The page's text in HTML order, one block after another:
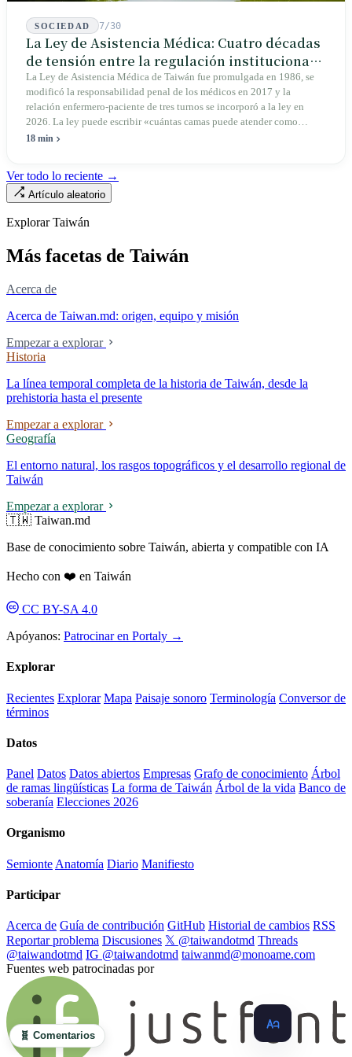
huellas dejadas por antiguos glaciares.
SOCIEDAD 7/30
La Ley de Asistencia Médica: Cuatro décadas
de tensión entre la regulación institucional y
el mercado
La Ley de Asistencia Médica de Taiwán fue promulgada en 1986, se
modificó la responsabilidad penal de los médicos en 2017 y la
relación enfermero-paciente de tres turnos se incorporó a la ley en
2026. La ley puede escribir «cuántas camas puede atender como
máximo una enfermera», pero no puede escribir «si existe esa
Ley de Médicos, es la ley raíz sobre cómo existe la institución del
«hospital» en Taiwán, y la tensión sin resolver durante cuarenta años
mercado.
18 min
Ver todo lo reciente →
Artículo aleatorio
Explorar Taiwán
Más facetas de Taiwán
Acerca de
Acerca de Taiwan.md: origen, equipo y misión
Empezar a explorar
Historia
La línea temporal completa de la historia de Taiwán, desde la
prehistoria hasta el presente
Empezar a explorar
Geografía
El entorno natural, los rasgos topográficos y el desarrollo regional de
Taiwán
Empezar a explorar
🇹🇼 Taiwan.md
Base de conocimiento sobre Taiwán, abierta y compatible con IA
Hecho con ❤️ en Taiwán
CC BY-SA 4.0
Apóyanos: Patrocinar en Portaly →
Explorar
Recientes Explorar Mapa Paisaje sonoro Terminología Conversor de
términos
Datos
Panel Datos Datos abiertos Empresas Grafo de conocimiento Árbol
de ramas lingüísticas La forma de Taiwán Árbol de la vida Banco de
soberanía Elecciones 2026
Organismo
Semionte Anatomía Diario Manifiesto
Participar
Acerca de Guía de contribución GitHub Historial de cambios RSS
Reportar problema Discusiones 𝕏 @taiwandotmd Threads
@taiwandotmd IG @taiwandotmd taiwanmd@monoame.com
Fuentes web patrocinadas por
🧬 Comentarios